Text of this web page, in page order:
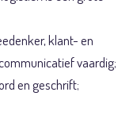
klant- en
vaardig;
en geschrift;